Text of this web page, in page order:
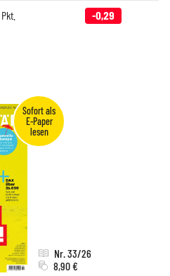
Pkt. -0,29
Nr. 33/26
8,90 €